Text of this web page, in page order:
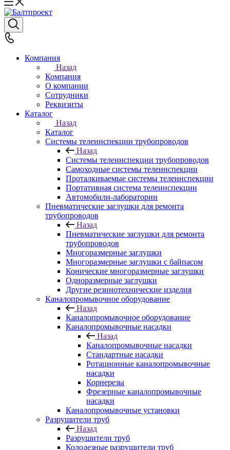
Компания
Назад
Компания
О компании
Сотрудники
Реквизиты
Каталог
Назад
Каталог
Системы телеинспекции трубопроводов
Назад
Системы телеинспекции трубопроводов
Самоходные системы телеинспекции
Проталкиваемые системы телеинспекции
Портативная система телеинспекции
Автомобили-лаборатории
Пневматические заглушки для ремонта
трубопроводов
Назад
Пневматические заглушки для ремонта
трубопроводов
Многоразмерные заглушки
Многоразмерные заглушки с байпасом
Конические многоразмерные заглушки
Одноразмерные заглушки
Другие резинотехнические изделия
Каналопромывочное оборудование
Назад
Каналопромывочное оборудование
Каналопромывочные насадки
Назад
Каналопромывочные насадки
Стандартные насадки
Ротационные каналопромывочные
насадки
Корнерезы
Фрезерные каналопромывочные
насадки
Каналопромывочные установки
Разрушители труб
Назад
Разрушители труб
Колодезные разрушители труб